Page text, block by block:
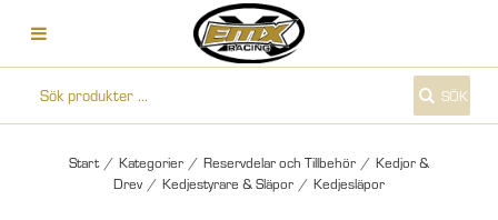
SÖK
Start / Kategorier / Reservdelar och Tillbehör / Kedjor &
Drev / Kedjestyrare & Släpor / Kedjesläpor